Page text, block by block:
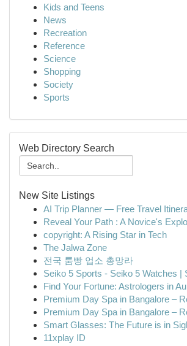
Kids and Teens
News
Recreation
Reference
Science
Shopping
Society
Sports
Web Directory Search
New Site Listings
AI Trip Planner — Free Travel
Reveal Your Path : A Novice's
copyright: A Rising Star in Tech
The Jalwa Zone
전국 룸빵 업소 총망라
Seiko 5 Sports - Seiko 5 Watches |
Find Your Fortune: Astrologers in
Premium Day Spa in Bangalore –
Premium Day Spa in Bangalore –
Smart Glasses: The Future is in
11xplay ID